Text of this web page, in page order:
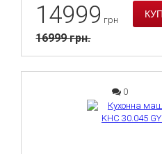
14999 грн
16999грн.
0